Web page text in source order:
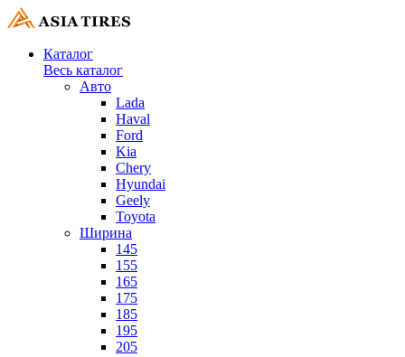
Каталог
Весь каталог
Авто
Lada
Haval
Ford
Kia
Chery
Hyundai
Geely
Toyota
Ширина
145
155
165
175
185
195
205